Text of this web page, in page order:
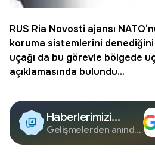
RUS Ria Novosti ajansı NATO
koruma sistemlerini
uçağı da bu görevle bölgede
açıklamasında bulundu...
Haberlerimizi
Google'da Takip
Edin
Gelişmelerden anında